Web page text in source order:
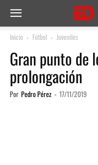
Inicio Fútbol Juveniles
Gran punto de
prolongación
Por Pedro Pérez - 17/11/2019